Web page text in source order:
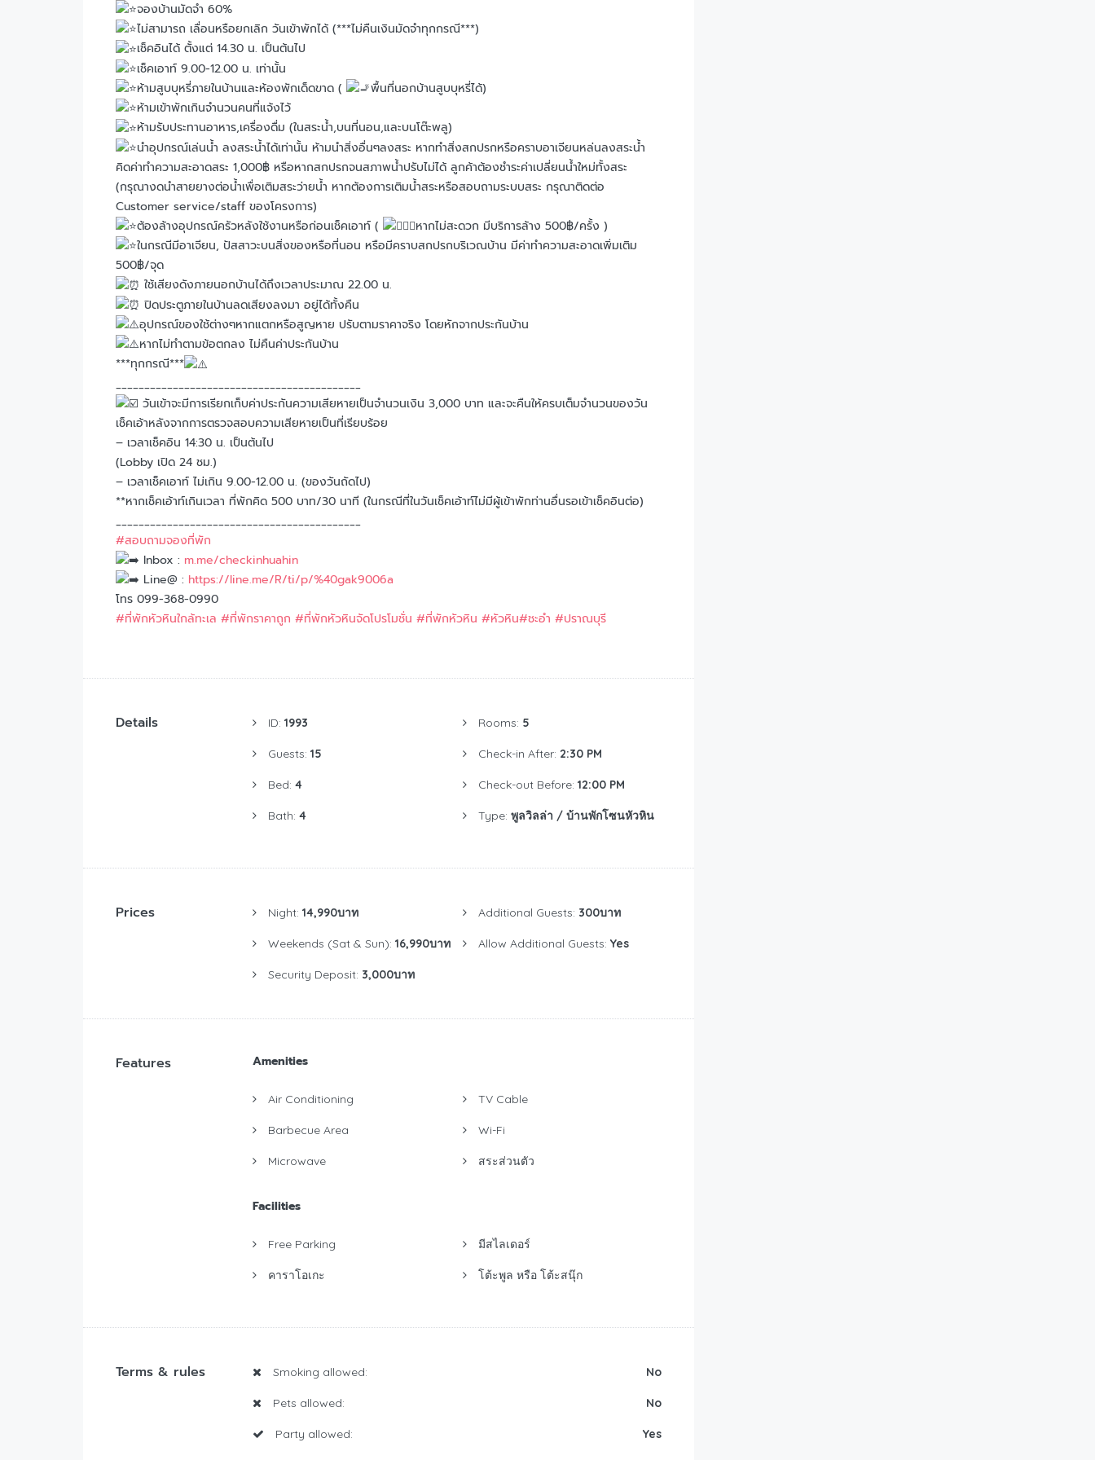
จองบ้านมัดจำ 60%
ไม่สามารถ เลื่อนหรือยกเลิก วันเข้าพักได้ (***ไม่คืนเงินมัดจำทุกกรณี***)
เช็คอินได้ ตั้งแต่ 14.30 น. เป็นต้นไป
เช็คเอาท์ 9.00-12.00 น. เท่านั้น
ห้ามสูบบุหรี่ภายในบ้านและห้องพักเด็ดขาด (
พื้นที่นอกบ้านสูบบุหรี่ได้)
ห้ามเข้าพักเกินจำนวนคนที่แจ้งไว้
ห้ามรับประทานอาหาร,เครื่องดื่ม (ในสระน้ำ,บนที่นอน,และบนโต๊ะพลู)
นำอุปกรณ์เล่นน้ำ ลงสระน้ำได้เท่านั้น ห้ามนำสิ่งอื่นๆลงสระ หากทำสิ่งสกปรกหรือคราบอาเจียนหล่นลงสระน้ำ
คิดค่าทำความสะอาดสระ 1,000฿ หรือหากสกปรกจนสภาพน้ำปรับไม่ได้ ลูกค้าต้องชำระค่าเปลี่ยนน้ำใหม่ทั้งสระ
(กรุณางดนำสายยางต่อน้ำเพื่อเติมสระว่ายน้ำ หากต้องการเติมน้ำสระหรือสอบถามระบบสระ กรุณาติดต่อ
Customer service/staff ของโครงการ)
ต้องล้างอุปกรณ์ครัวหลังใช้งานหรือก่อนเช็คเอาท์ (
หากไม่สะดวก มีบริการล้าง 500฿/ครั้ง )
ในกรณีมีอาเจียน, ปัสสาวะบนสิ่งของหรือที่นอน หรือมีคราบสกปรกบริเวณบ้าน มีค่าทำความสะอาดเพิ่มเติม
500฿/จุด
ใช้เสียงดังภายนอกบ้านได้ถึงเวลาประมาณ 22.00 น.
ปิดประตูภายในบ้านลดเสียงลงมา อยู่ได้ทั้งคืน
อุปกรณ์ของใช้ต่างๆหากแตกหรือสูญหาย ปรับตามราคาจริง โดยหักจากประกันบ้าน
หากไม่ทำตามข้อตกลง ไม่คืนค่าประกันบ้าน
***ทุกกรณี***
___________________________________________
วันเข้าจะมีการเรียกเก็บค่าประกันความเสียหายเป็นจำนวนเงิน 3,000 บาท และจะคืนให้ครบเต็มจำนวนของวัน
เช็คเอ้าหลังจากการตรวจสอบความเสียหายเป็นที่เรียบร้อย
– เวลาเช็คอิน 14:30 น. เป็นต้นไป
(Lobby เปิด 24 ชม.)​
– เวลาเช็คเอาท์ ไม่เกิน 9.00-12.00 น. (ของวันถัดไป)
**หากเช็คเอ้าท์เกินเวลา ที่พักคิด 500 บาท/30 นาที (ในกรณีที่ในวันเช็คเอ้าท์ไม่มีผู้เข้าพักท่านอื่นรอเข้าเช็คอินต่อ)​
___________________________________________
#สอบถามจองที่พัก
Inbox : m.me/checkinhuahin
Line@ : https://line.me/R/ti/p/%40gak9006a
โทร 099-368-0990
#ที่พักหัวหินใกล้ทะเล #ที่พักราคาถูก #ที่พักหัวหินจัดโปรโมชั่น #ที่พักหัวหิน #หัวหิน#ชะอำ #ปราณบุรี
Details ID: 1993
Guests: 15
Bed: 4
Bath: 4
Rooms: 5
Check-in After: 2:30 PM
Check-out Before: 12:00 PM
Type: พูลวิลล่า / บ้านพักโซนหัวหิน
Prices Night: 14,990บาท
Weekends (Sat & Sun): 16,990บาท
Security Deposit: 3,000บาท
Additional Guests: 300บาท
Allow Additional Guests: Yes
Features Amenities
Air Conditioning
Barbecue Area
Microwave
TV Cable
Wi-Fi
สระส่วนตัว
Facilities
Free Parking
คาราโอเกะ
มีสไลเดอร์
โต้ะพูล หรือ โต้ะสนุ๊ก
Terms & rules Smoking allowed: No
Pets allowed: No
Party allowed: Yes